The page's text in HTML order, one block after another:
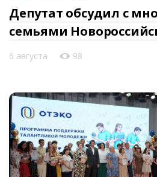
Депутат обсудил с
семьями
6 августа 98